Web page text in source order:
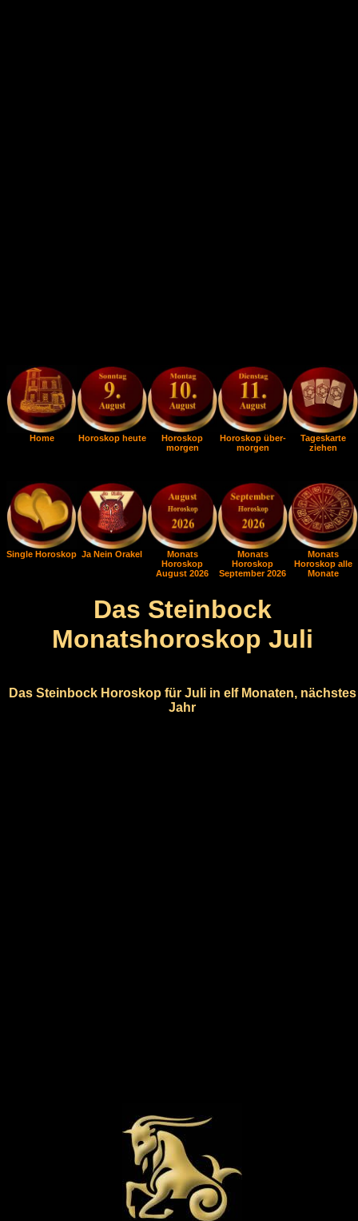
Home Horoskop heute
Horoskop
morgen
Horoskop über-
morgen
Tageskarte
ziehen
Single Horoskop Ja Nein Orakel
Monats
Horoskop
August 2026
Monats
Horoskop
September 2026
Monats
Horoskop alle
Monate
Das Steinbock
Monatshoroskop Juli
Das Steinbock Horoskop für Juli in elf Monaten, nächstes
Jahr